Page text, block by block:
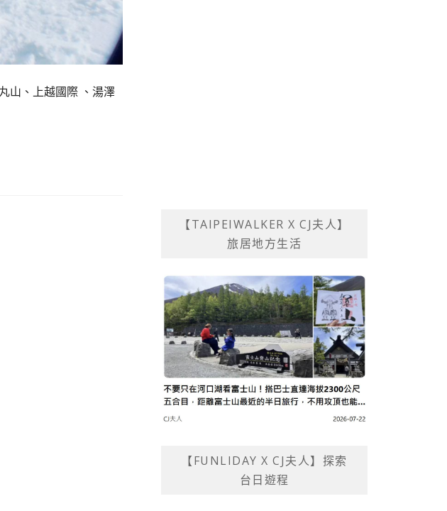
山、上越國際 、湯澤
【TAIPEIWALKER X CJ夫人】
旅居地方生活
【FUNLIDAY X CJ夫人】探索
台日遊程